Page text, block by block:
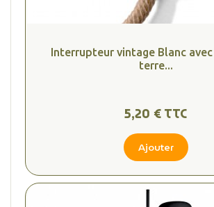
Interrupteur vintage Blanc
terre...
5,20 € TTC
Ajouter